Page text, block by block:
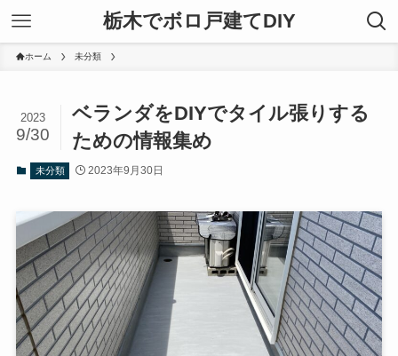
栃木でボロ戸建てDIY
ホーム 未分類
ベランダをDIYでタイル張りする
ための情報集め
2023
9/30
未分類 2023年9月30日